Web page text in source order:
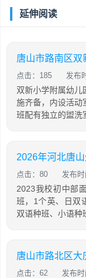
延伸阅读
唐山市路南区双
点击：185 发布
双新小学附属幼儿
施齐备，内设活动
班配有独立的盥洗
2026年河北唐
点击：80 发布
2023我校初中部
班，1个英、日双
双语种班、小语种
唐山市路北区大
点击：62 发布